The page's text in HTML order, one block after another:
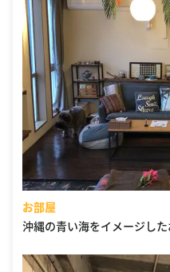
お部屋
沖縄の青い海をイメージし